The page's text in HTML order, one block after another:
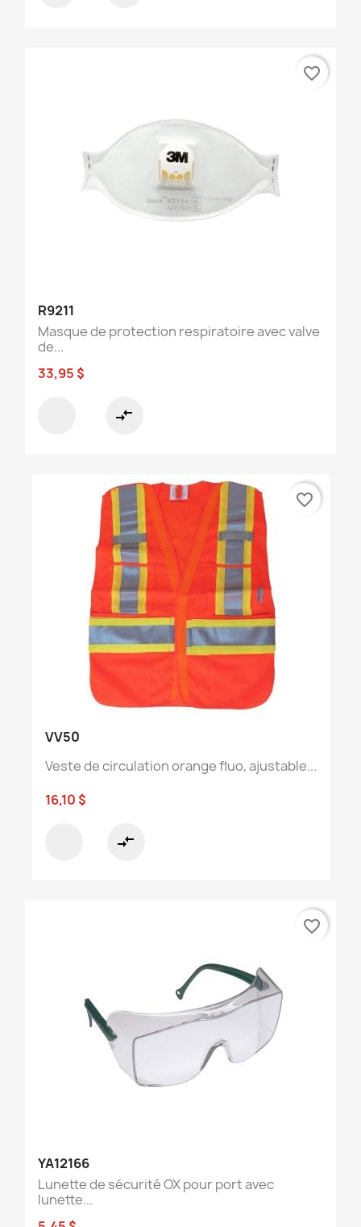
R9211
Masque de protection respiratoire avec valve
de...
33,95 $
compare_arrows
favorite_border
VV50
Veste de circulation orange fluo, ajustable...
16,10 $
compare_arrows
favorite_border
YA12166
Lunette de sécurité OX pour port avec
lunette...
favorite_border